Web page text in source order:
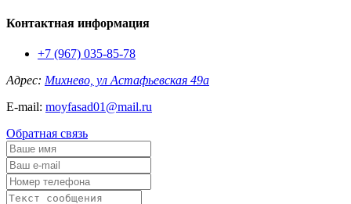
Контактная информация
+7 (967) 035-85-78
Адрес: Михнево, ул Астафьевская 49а
E-mail: moyfasad01@mail.ru
Обратная связь